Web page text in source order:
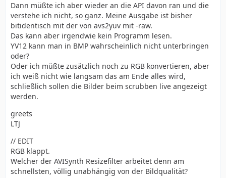
Dann müßte ich aber wieder an die API davon ran und die
verstehe ich nicht, so ganz. Meine Ausgabe ist bisher
bitidentisch mit der von avs2yuv mit -raw.
Das kann aber irgendwie kein Programm lesen.
YV12 kann man in BMP wahrscheinlich nicht unterbringen
oder?
Oder ich müßte zusätzlich noch zu RGB konvertieren, aber
ich weiß nicht wie langsam das am Ende alles wird,
schließlich sollen die Bilder beim scrubben live angezeigt
werden.
greets
LTJ
// EDIT
RGB klappt.
Welcher der AVISynth Resizefilter arbeitet denn am
schnellsten, völlig unabhängig von der Bildqualität?